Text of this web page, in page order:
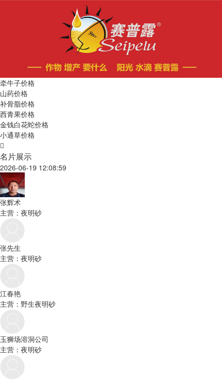
牵牛子价格
山药价格
补骨脂价格
西青果价格
金钱白花蛇价格
小通草价格
名片展示
2026-06-19 12:08:59
张辉术
主营：夜明砂
张先生
主营：夜明砂
江春艳
主营：野生夜明砂
玉狮场溶洞公司
主营：夜明砂